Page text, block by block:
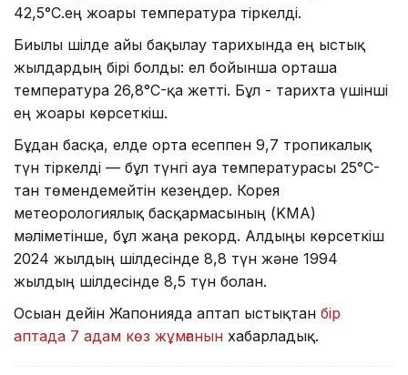
42,5°C.ең жоғары температура тіркелді.
Биылғы шілде айы бақылау тарихында ең ыстық
жылдардың бірі болды: ел бойынша орташа
температура 26,8°C-қа жетті. Бұл - тарихта үшінші
ең жоғары көрсеткіш.
Бұдан басқа, елде орта есеппен 9,7 тропикалық
түн тіркелді — бұл түнгі ауа температурасы 25°C-
тан төмендемейтін кезеңдер. Корея
метеорологиялық басқармасының (KMA)
мәліметінше, бұл жаңа рекорд. Алдыңғы көрсеткіш
2024 жылдың шілдесінде 8,8 түн және 1994
жылдың шілдесінде 8,5 түн болған.
Осыған дейін Жапонияда аптап ыстықтан бір
аптада 7 адам көз жұмғанын хабарладық.